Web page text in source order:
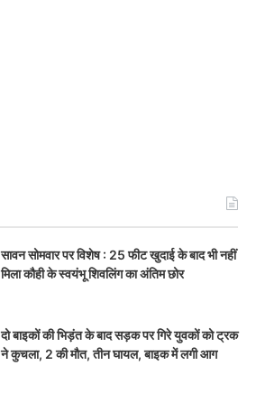
सावन सोमवार पर विशेष : 25 फीट खुदाई के बाद भी नहीं
मिला कौही के स्वयंभू शिवलिंग का अंतिम छोर
दो बाइकों की भिड़ंत के बाद सड़क पर गिरे युवकों को ट्रक
ने कुचला, 2 की मौत, तीन घायल, बाइक में लगी आग